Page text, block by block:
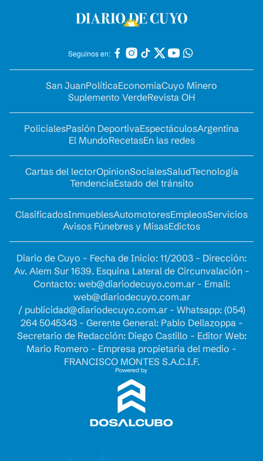
Seguinos en:
San JuanPolíticaEconomíaCuyo Minero
Suplemento VerdeRevista OH
PolicialesPasión DeportivaEspectáculosArgentina
El MundoRecetasEn las redes
Cartas del lectorOpinionSocialesSaludTecnología
TendenciaEstado del tránsito
ClasificadosInmueblesAutomotoresEmpleosServicios
Avisos Fúnebres y MisasEdictos
Diario de Cuyo - Fecha de Inicio: 11/2003 - Dirección:
Av. Alem Sur 1639. Esquina Lateral de Circunvalación -
Contacto: web@diariodecuyo.com.ar- Email:
web@diariodecuyo.com.ar
/ publicidad@diariodecuyo.com.ar- Whatsapp: (054)
264 5045343 - Gerente General: Pablo Dellazoppa -
Secretario de Redacción: Diego Castillo - Editor Web:
Mario Romero - Empresa propietaria del medio -
FRANCISCO MONTES S.A.C.I.F.